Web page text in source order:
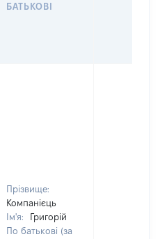
БАТЬКОВІ
Прізвище:
Компанієць
Ім'я:
Григорій
По батькові (за